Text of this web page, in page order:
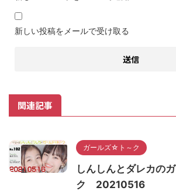
新しい投稿をメールで受け取る
関連記事
ガールズ☆ト～ク
しんしんとダレカの
ク 20210516